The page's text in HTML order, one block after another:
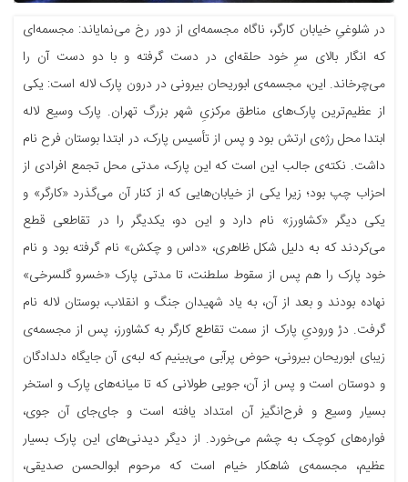
در شلوغیِ خیابان کارگر، ناگاه مجسمه‌ای از دور رخ می‌نمایاند: مجسمه‌ای
که انگار بالای سرِ خود حلقه‌ای در دست گرفته و با دو دست آن را
می‌چرخاند. این، مجسمه‌ی ابوریحان بیرونی در درون پارک لاله است: یکی
از عظیم‌ترین پارک‌های مناطق مرکزیِ شهر بزرگ تهران. پارک وسیع لاله
ابتدا محل رژه‌ی ارتش بود و پس از تأسیس پارک، در ابتدا بوستان فرح نام
داشت. نکته‌ی جالب این است که این پارک، مدتی محل تجمع افرادی از
احزاب چپ بود؛ زیرا یکی از خیابان‌هایی که از کنار آن می‌گذرد «کارگر» و
یکی دیگر «کشاورز» نام دارد و این دو، یکدیگر را در تقاطعی قطع
می‌کردند که به دلیل شکل ظاهری، «داس و چکش» نام گرفته بود و نام
خود پارک را هم پس از سقوط سلطنت، تا مدتی پارک «خسرو گلسرخی»
نهاده بودند و بعد از آن، به یاد شهیدان جنگ و انقلاب، بوستان لاله نام
گرفت. درْ ورودیِ پارک از سمت تقاطع کارگر به کشاورز، پس از مجسمه‌ی
زیبای ابوریحان بیرونی، حوض پرآبی می‌بینیم که لبه‌ی آن جایگاه دلدادگان
و دوستان است و پس از آن، جویی طولانی که تا میانه‌های پارک و استخر
بسیار وسیع و فرح‌انگیز آن امتداد یافته است و جای‌جای آن جوی،
فواره‌های کوچک به چشم می‌خورد. از دیگر دیدنی‌های این پارک بسیار
عظیم، مجسمه‌ی شاهکار خیام است که مرحوم ابوالحسن صدیقی،